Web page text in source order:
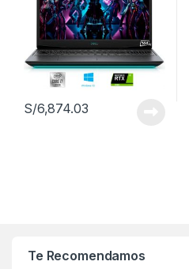
S/6,874.03
Te Recomendamos